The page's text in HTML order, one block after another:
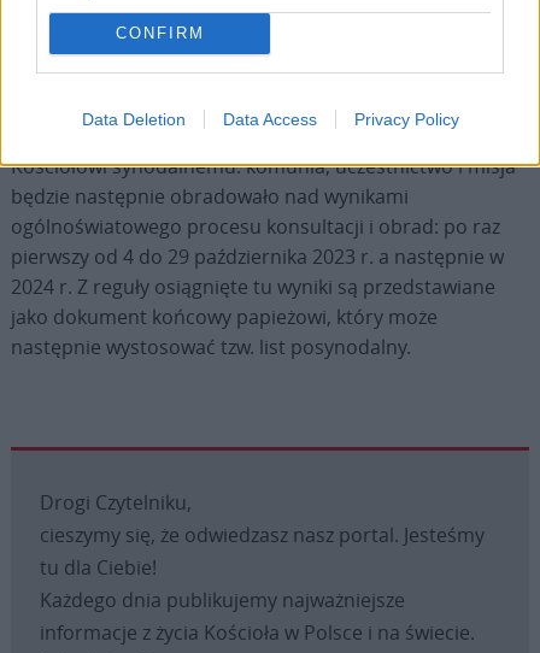
CONFIRM
Data Deletion Data Access Privacy Policy
do Sekretariatu Generalnego Synodu w Rzymie do końca
marca. Materiały z tych tekstów wejdą z kolei do drugiego
dokumentu roboczego Synodu, który ma być ogłoszony
w czerwcu br. Na jego podstawie XVI zwyczajne
zgromadzenie ogólne Synodu Biskupów pod hasłem: „Ku
Kościołowi synodalnemu: komunia, uczestnictwo i misja”
będzie następnie obradowało nad wynikami
ogólnoświatowego procesu konsultacji i obrad: po raz
pierwszy od 4 do 29 października 2023 r. a następnie w
2024 r. Z reguły osiągnięte tu wyniki są przedstawiane
jako dokument końcowy papieżowi, który może
następnie wystosować tzw. list posynodalny.
Drogi Czytelniku,
cieszymy się, że odwiedzasz nasz portal. Jesteśmy
tu dla Ciebie!
Każdego dnia publikujemy najważniejsze
informacje z życia Kościoła w Polsce i na świecie.